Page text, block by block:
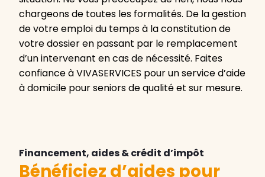
chargeons de toutes les formalités. De la gestion
de votre emploi du temps à la constitution de
votre dossier en passant par le remplacement
d’un intervenant en cas de nécessité. Faites
confiance à VIVASERVICES pour un service d’aide
à domicile pour seniors de qualité et sur mesure.
Financement, aides & crédit d’impôt
Bénéficiez d’aides pour